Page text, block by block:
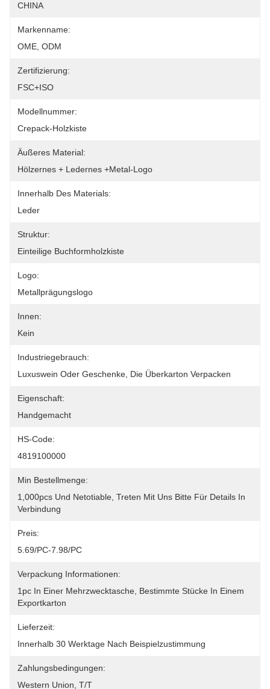
CHINA
Markenname:
OME, ODM
Zertifizierung:
FSC+ISO
Modellnummer:
Crepack-Holzkiste
Äußeres Material:
Hölzernes + Ledernes +metal-Logo
Innerhalb Des Materials:
Leder
Struktur:
Einteilige Buchformholzkiste
Logo:
Metallprägungslogo
Innen:
Kein
Industriegebrauch:
Luxuswein Oder Geschenke, Die Überkarton Verpacken
Eigenschaft:
Handgemacht
HS-Code:
4819100000
Min Bestellmenge:
1,000pcs Und Netotiable, Treten Mit Uns Bitte Für Details In
Verbindung
Preis:
5.69/PC-7.98/PC
Verpackung Informationen:
1pc In Einer Mehrzwecktasche, Bestimmte Stücke In Einem
Exportkarton
Lieferzeit:
Innerhalb 30 Werktage Nach Beispielzustimmung
Zahlungsbedingungen:
Western Union, T/T